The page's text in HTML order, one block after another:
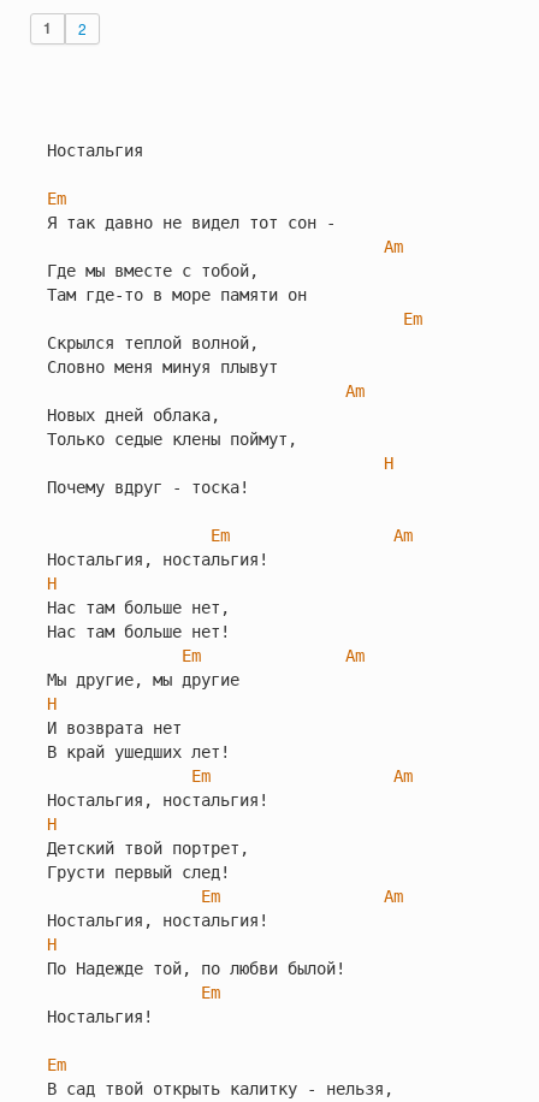
1 2
Ностальгия
Em
Я так давно не видел тот сон -
Am
Где мы вместе с тобой,
Там где-то в море памяти он
Em
Скрылся теплой волной,
Словно меня минуя плывут
Am
Новых дней облака,
Только седые клены поймут,
H
Почему вдруг - тоска!
Em
Am
H
Нас там больше нет,
Нас там больше нет!
Em
Am
H
И возврата нет
В край ушедших лет!
Em
Am
H
Детский твой портрет,
Грусти первый след!
Em
Am
H
По Надежде той, по любви былой!
Em
Ностальгия!
Em
В сад твой открыть калитку - нельзя,